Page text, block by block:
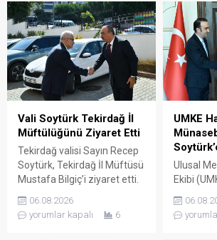
Vali Soytürk Tekirdağ İl
Müftülüğünü Ziyaret Etti
Tekirdağ valisi Sayın Recep
Soytürk, Tekirdağ İl Müftüsü
Mustafa Bilgiç’i ziyaret etti.
Ziyaret sırasında İl Müftüsü
Bilgiç ve Tekirdağ İl
Müftülüğü personeli
06.08.2026
yorumlar kapalı
6
UMKE
Ulusal
Ekibi
Müdürü
Çağatay